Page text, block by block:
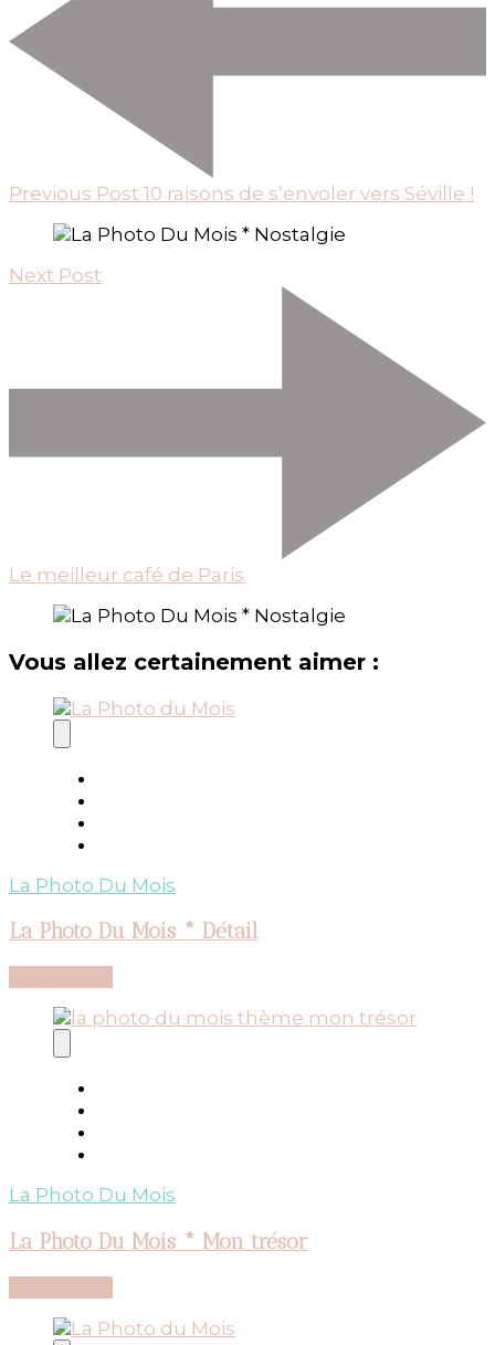
Previous Post 10 raisons de s’envoler vers Séville !
Next Post
Le meilleur café de Paris
Vous allez certainement aimer :
La Photo Du Mois
La Photo Du Mois * Détail
La Photo Du Mois
La Photo Du Mois * Mon trésor